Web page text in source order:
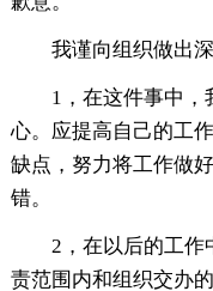
我谨向组织做出
1，在这件事中，
心。应提高自己的工
缺点，努力将工作做
错。
2，在以后的工作
责范围内和组织交办的